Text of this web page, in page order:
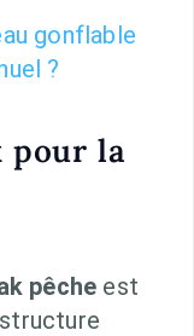
gonflable
?
pour la
pêche est